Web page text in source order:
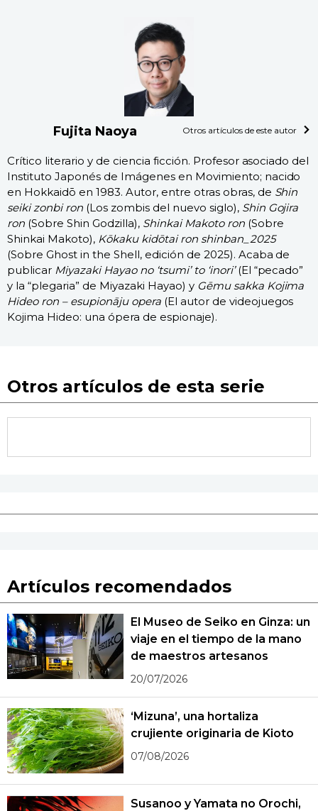
Fujita Naoya Otros artículos de este autor
Crítico literario y de ciencia ficción. Profesor asociado del
Instituto Japonés de Imágenes en Movimiento; nacido
en Hokkaidō en 1983. Autor, entre otras obras, de Shin
seiki zonbi ron(Los zombis del nuevo siglo), Shin Gojira
ron(Sobre Shin Godzilla), Shinkai Makoto ron(Sobre
Shinkai Makoto), Kōkaku kidōtai ron shinban_2025
(Sobre Ghost in the Shell, edición de 2025). Acaba de
publicar Miyazaki Hayao no ‘tsumi’ to ‘inori’(El “pecado”
y la “plegaria” de Miyazaki Hayao) y Gēmu sakka Kojima
Hideo ron – esupionāju opera(El autor de videojuegos
Kojima Hideo: una ópera de espionaje).
Otros artículos de esta serie
Artículos recomendados
El Museo de Seiko en Ginza: un
viaje en el tiempo de la mano
de maestros artesanos
20/07/2026
‘Mizuna’, una hortaliza
crujiente originaria de Kioto
07/08/2026
Susanoo y Yamata no Orochi,